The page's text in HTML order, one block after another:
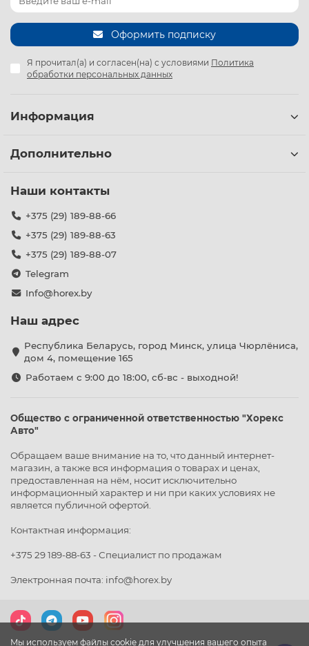
Мы используем файлы cookie для улучшения вашего опыта
Оформить подписку
Я прочитал(а) и согласен(на) с условиями Политика
обработки персональных данных
Информация
Дополнительно
Наши контакты
+375 (29) 189-88-66
+375 (29) 189-88-63
+375 (29) 189-88-07
Telegram
Info@horex.by
Наш адрес
Республика Беларусь, город Минск, улица Чюрлёниса,
дом 4, помещение 165
Работаем с 9:00 до 18:00, сб-вс - выходной!
Общество с ограниченной ответственностью "Хорекс
Авто"
Обращаем ваше внимание на то, что данный интернет-
магазин, а также вся информация о товарах и ценах,
предоставленная на нём, носит исключительно
информационный характер и ни при каких условиях не
является публичной офертой.
Контактная информация:
+375 29 189-88-63 - Специалист по продажам
Электронная почта: info@horex.by